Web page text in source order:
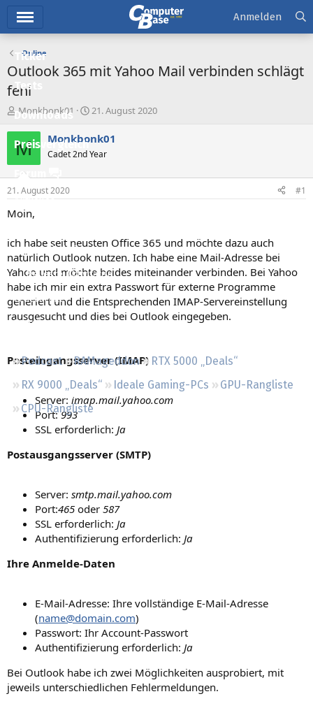
Ticker
Tests
Downloads
Preisvergleich
Forum
Aktuelles
Neue Beiträge
Neueste Aktivitäten
Leserartikel
Regeln
Podcast RAMageddon
RTX 5000 „Deals“
RX 9000 „Deals“
Ideale Gaming-PCs
GPU-Rangliste
CPU-Rangliste
Anmelden
Online
Outlook 365 mit Yahoo Mail verbinden schlägt
fehl
E
r
s
t
e
r
Monkbonk01
E
s
e
t
21. August 2020
M Monkbonk01
Cadet 2nd Year
21. August 2020 #1
Moin,
ich habe seit neusten Office 365 und möchte dazu auch
natürlich Outlook nutzen. Ich habe eine Mail-Adresse bei
Yahoo und möchte beides miteinander verbinden. Bei Yahoo
habe ich mir ein extra Passwort für externe Programme
generiert und die Entsprechenden IMAP-Servereinstellung
rausgesucht und dies bei Outlook eingegeben.
Posteingangsserver (IMAP)
Server: imap.mail.yahoo.com
Port:993
SSL erforderlich: Ja
Postausgangsserver (SMTP)
Server: smtp.mail.yahoo.com
Port:465 oder 587
SSL erforderlich: Ja
Authentifizierung erforderlich: Ja
Ihre Anmelde-Daten
E-Mail-Adresse: Ihre vollständige E-Mail-Adresse
(name@domain.com)
Passwort: Ihr Account-Passwort
Authentifizierung erforderlich: Ja
Bei Outlook habe ich zwei Möglichkeiten ausprobiert, mit
jeweils unterschiedlichen Fehlermeldungen.